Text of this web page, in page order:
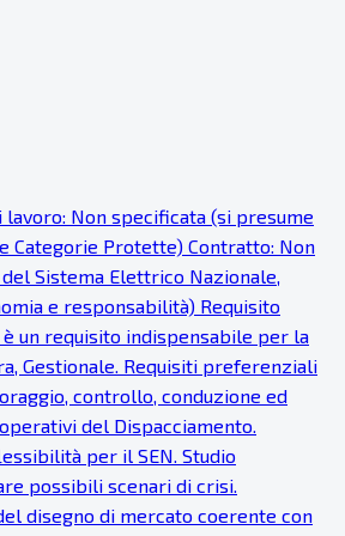
lavoro: Non specificata (si presume
Categorie Protette) Contratto: Non
Sistema Elettrico Nazionale,
e responsabilità) Requisito
un requisito indispensabile per la
Gestionale. Requisiti preferenziali
controllo, conduzione ed
del Dispacciamento.
per il SEN. Studio
possibili scenari di crisi.
disegno di mercato coerente con